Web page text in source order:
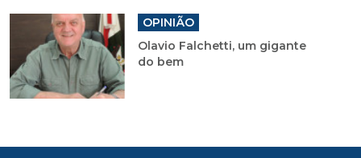
OPINIÃO
Olavio Falchetti, um gigante
do bem